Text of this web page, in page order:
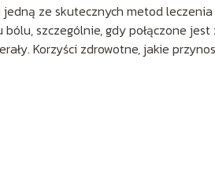
ze skutecznych metod
szczególnie, gdy połączone
Korzyści zdrowotne, jakie